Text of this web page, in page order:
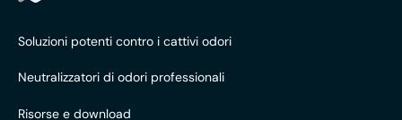
Soluzioni potenti contro i cattivi odori
Neutralizzatori di odori professionali
Risorse e download